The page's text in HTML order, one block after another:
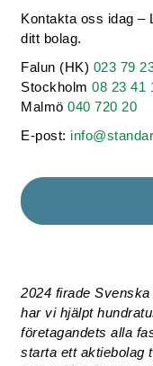
Kontakta oss idag –
ditt bolag.
Falun (HK) 023 79
Stockholm08 23 41
Malmö040 720 20
E-post:
2024 firade
har vi hjälpt
företagandets alla
starta ett aktiebolag